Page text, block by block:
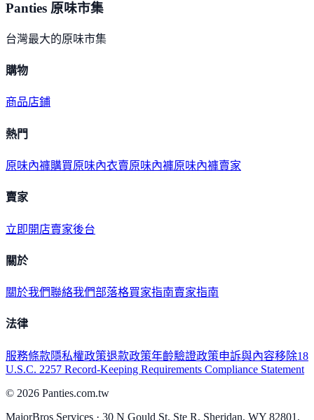
Panties 原味市集
台灣最大的原味市集
購物
商品店鋪
熱門
原味內褲購買原味內衣賣原味內褲原味內褲賣家
賣家
立即開店賣家後台
關於
關於我們聯絡我們部落格買家指南賣家指南
法律
服務條款隱私權政策退款政策年齡驗證政策申訴與內容移除18
U.S.C. 2257 Record-Keeping Requirements Compliance Statement
© 2026 Panties.com.tw
MajorBros Services · 30 N Gould St, Ste R, Sheridan, WY 82801,